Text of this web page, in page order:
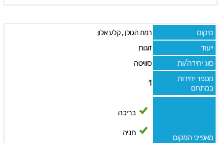
מיקום רמת הגולן,קלע אלון
ייעוד
זוגות
סוג יחידה/ות
סוויטה
מספר יחידות
במתחם
1
מאפייני המקום
בריכה
חניה